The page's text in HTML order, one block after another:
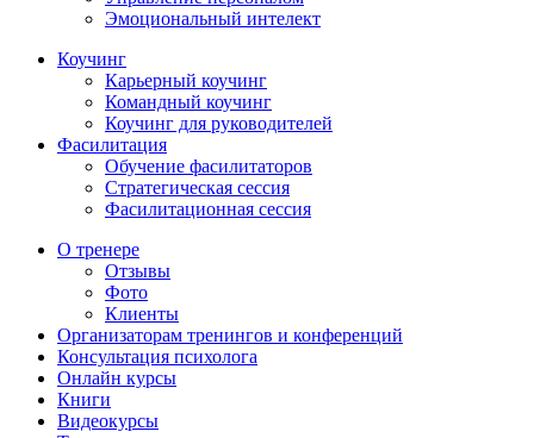
Эмоциональный интелект
Коучинг
Карьерный коучинг
Командный коучинг
Коучинг для руководителей
Фасилитация
Обучение фасилитаторов
Стратегическая сессия
Фасилитационная сессия
О тренере
Отзывы
Фото
Клиенты
Организаторам тренингов и конференций
Консультация психолога
Онлайн курсы
Книги
Видеокурсы